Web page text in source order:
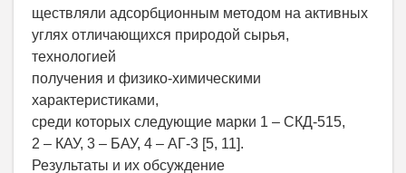
ществляли адсорбционным методом на активных
углях отличающихся природой сырья,
технологией
получения и физико-химическими
характеристиками,
среди которых следующие марки 1 – СКД-515,
2 – КАУ, 3 – БАУ, 4 – АГ-3 [5, 11].
Результаты и их обсуждение